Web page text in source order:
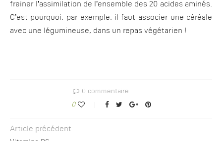
freiner l’assimilation de l’ensemble des 20 acides aminés.
C’est pourquoi, par exemple, il faut associer une céréale
avec une légumineuse, dans un repas végétarien !
0 commentaire
0
Article précédent